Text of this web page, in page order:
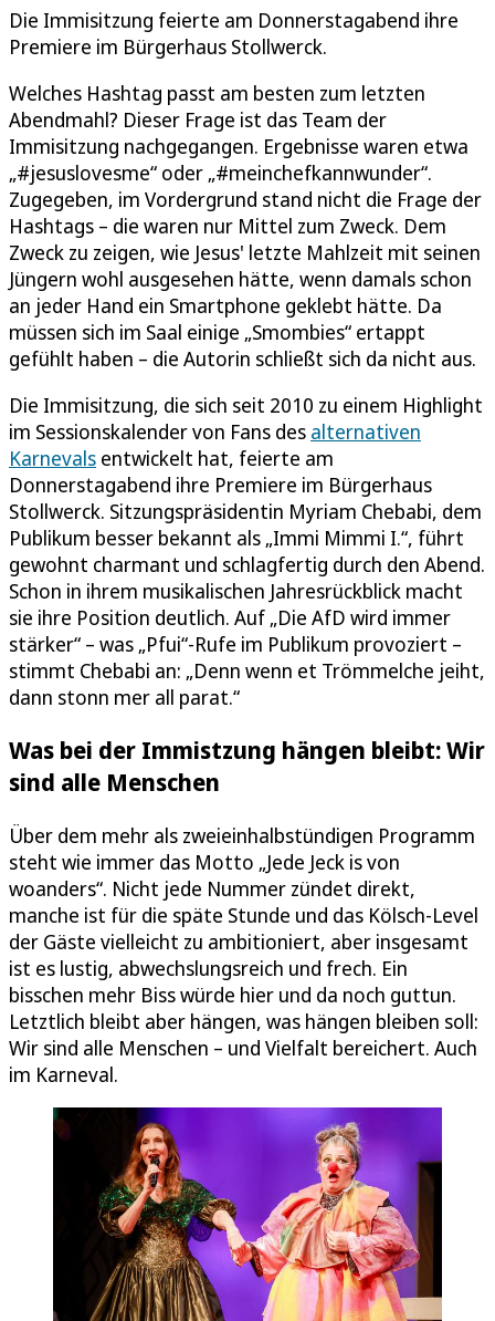
Die Immisitzung feierte am Donnerstagabend ihre
Premiere im Bürgerhaus Stollwerck.
Welches Hashtag passt am besten zum letzten
Abendmahl? Dieser Frage ist das Team der
Immisitzung nachgegangen. Ergebnisse waren etwa
„#jesuslovesme“ oder „#meinchefkannwunder“.
Zugegeben, im Vordergrund stand nicht die Frage der
Hashtags – die waren nur Mittel zum Zweck. Dem
Zweck zu zeigen, wie Jesus' letzte Mahlzeit mit seinen
Jüngern wohl ausgesehen hätte, wenn damals schon
an jeder Hand ein Smartphone geklebt hätte. Da
müssen sich im Saal einige „Smombies“ ertappt
gefühlt haben – die Autorin schließt sich da nicht aus.
Die Immisitzung, die sich seit 2010 zu einem Highlight
im Sessionskalender von Fans des alternativen
Karnevals entwickelt hat, feierte am
Donnerstagabend ihre Premiere im Bürgerhaus
Stollwerck. Sitzungspräsidentin Myriam Chebabi, dem
Publikum besser bekannt als „Immi Mimmi I.“, führt
gewohnt charmant und schlagfertig durch den Abend.
Schon in ihrem musikalischen Jahresrückblick macht
sie ihre Position deutlich. Auf „Die AfD wird immer
stärker“ – was „Pfui“-Rufe im Publikum provoziert –
stimmt Chebabi an: „Denn wenn et Trömmelche jeiht,
dann stonn mer all parat.“
Was bei der Immistzung hängen bleibt: Wir
sind alle Menschen
Über dem mehr als zweieinhalbstündigen Programm
steht wie immer das Motto „Jede Jeck is von
woanders“. Nicht jede Nummer zündet direkt,
manche ist für die späte Stunde und das Kölsch-Level
der Gäste vielleicht zu ambitioniert, aber insgesamt
ist es lustig, abwechslungsreich und frech. Ein
bisschen mehr Biss würde hier und da noch guttun.
Letztlich bleibt aber hängen, was hängen bleiben soll:
Wir sind alle Menschen – und Vielfalt bereichert. Auch
im Karneval.